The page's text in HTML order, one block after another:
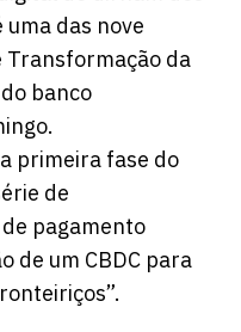
das nove
Transformação da
banco
primeira fase do
de
pagamento
de um CBDC para